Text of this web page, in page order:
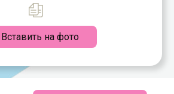
Вставить на фото